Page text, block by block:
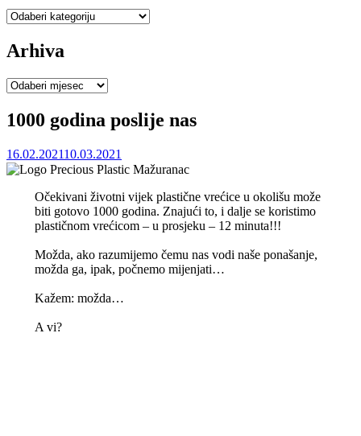
Kategorije
Arhiva
Arhiva
1000 godina poslije nas
16.02.202110.03.2021
Očekivani životni vijek plastične vrećice u okolišu može
biti gotovo 1000 godina. Znajući to, i dalje se koristimo
plastičnom vrećicom – u prosjeku – 12 minuta!!!
Možda, ako razumijemo čemu nas vodi naše ponašanje,
možda ga, ipak, počnemo mijenjati…
Kažem: možda…
A vi?